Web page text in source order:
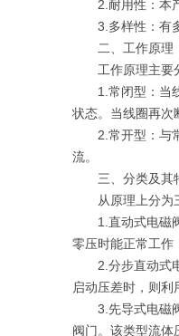
2.耐用性：本产
3.多样性：有多
二、工作原理
工作原理主要
1.常闭型：当线
状态。当线圈再次
2.常开型：与常
流。
三、分类及其
从原理上分为三
1.直动式电磁阀
零压时能正常工作
2.分步直动式电
启动压差时，则
3.先导式电磁阀
阀门。该类型流体